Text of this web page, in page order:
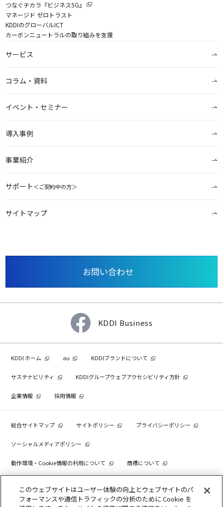
つなぐチカラ『ビジネス5G』
マネージド ゼロトラスト
KDDIのグローバルICT
カーボンニュートラルの取り組みを支援
サービス
コラム・資料
イベント・セミナー
導入事例
事業紹介
サポート＜ご契約中の方＞
サイトマップ
お問い合わせ
KDDI Business
KDDI ホーム au KDDIブランドについて
サステナビリティ KDDIグループウェブアクセシビリティ方針
企業情報 採用情報
総合サイトマップ サイトポリシー プライバシーポリシー
ソーシャルメディアポリシー
動作環境・Cookie情報の利用について 商標について
このウェブサイトはユーザー体験の向上とウェブサイトのパ
フォーマンスや通信トラフィックの分析のために Cookie を